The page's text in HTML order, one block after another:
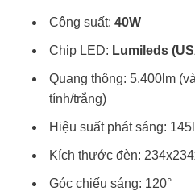
Công suất: 40W
Chip LED: Lumileds
Quang thông: 5.400lm
tính/trắng)
Hiệu suất phát sáng:
Kích thước đèn:
Góc chiếu sáng: 120°